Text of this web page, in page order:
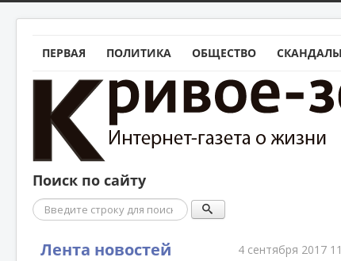
ПЕРВАЯ ПОЛИТИКА ОБЩЕСТВО
Поиск по сайту
Поиск
Лента новостей 4 сентября 2017